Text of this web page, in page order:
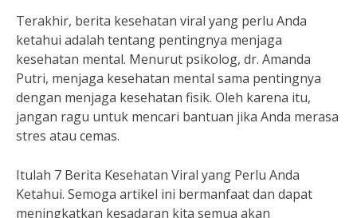
Terakhir, berita kesehatan viral yang perlu Anda
ketahui adalah tentang pentingnya menjaga
kesehatan mental. Menurut psikolog, dr. Amanda
Putri, menjaga kesehatan mental sama pentingnya
dengan menjaga kesehatan fisik. Oleh karena itu,
jangan ragu untuk mencari bantuan jika Anda merasa
stres atau cemas.
Itulah 7 Berita Kesehatan Viral yang Perlu Anda
Ketahui. Semoga artikel ini bermanfaat dan dapat
meningkatkan kesadaran kita semua akan